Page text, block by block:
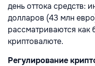
день оттока средств:
долларов (43 млн
рассматриваются как
криптовалюте.
Регулирование